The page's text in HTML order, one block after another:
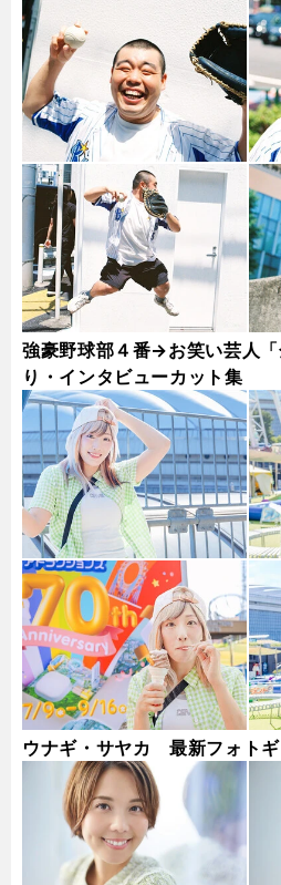
強豪野球部４番→お笑い芸人
り・インタビューカット集
ウナギ・サヤカ 最新フォト